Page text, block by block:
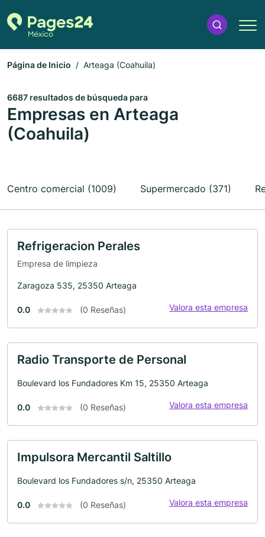
Página de Inicio Arteaga (Coahuila)
6687 resultados de búsqueda para
Empresas en Arteaga
(Coahuila)
Centro comercial (1009) Supermercado (371)
Refrigeracion Perales
Empresa de limpieza
Zaragoza 535, 25350 Arteaga
0.0 (0 Reseñas) Valora esta empresa
Radio Transporte de Personal
Boulevard los Fundadores Km 15, 25350 Arteaga
0.0 (0 Reseñas) Valora esta empresa
Impulsora Mercantil Saltillo
Boulevard los Fundadores s/n, 25350 Arteaga
0.0 (0 Reseñas) Valora esta empresa